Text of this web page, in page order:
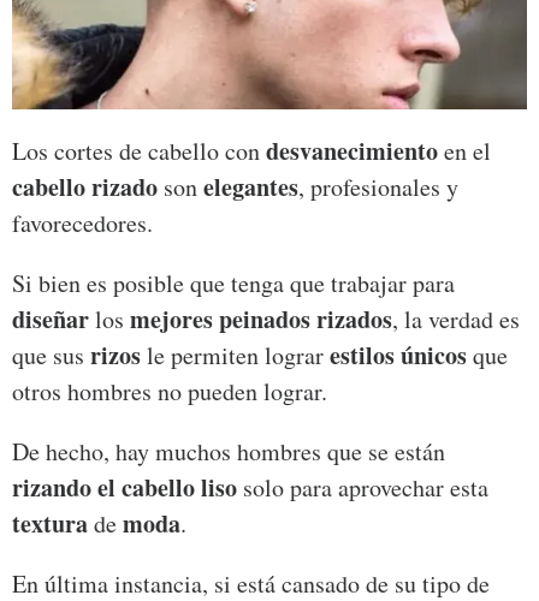
Los cortes de cabello condesvanecimientoen el
cabello rizado sonelegantes, profesionales y
favorecedores.
Si bien es posible que tenga que trabajar para
diseñarlos mejores peinados rizados, la verdad es
que sus rizosle permiten lograrestilos únicosque
otros hombres no pueden lograr.
De hecho, hay muchos hombres que se están
rizando el cabello liso solo para aprovechar esta
texturademoda.
En última instancia, si está cansado de su tipo de